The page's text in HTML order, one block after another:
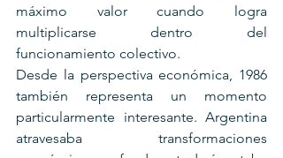
máximo valor cuando logra
multiplicarse dentro del
funcionamiento colectivo.
Desde la perspectiva económica, 1986
también representa un momento
particularmente interesante. Argentina
atravesaba transformaciones